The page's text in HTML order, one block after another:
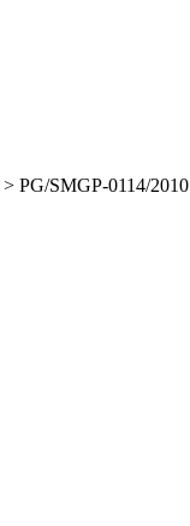
> PG/SMGP-0114/2010